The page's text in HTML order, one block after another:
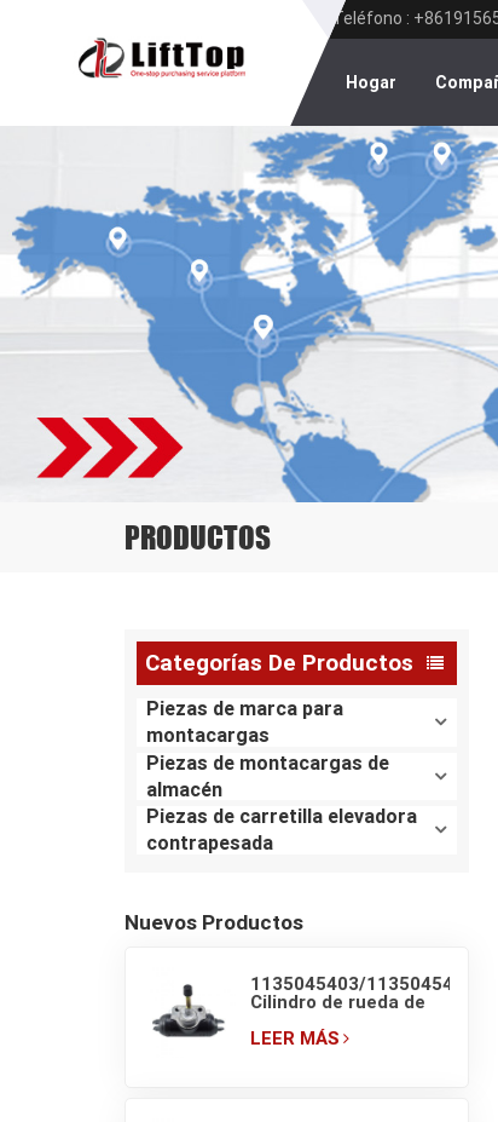
Teléfono :
Hogar
PRODUCTOS
Categorías De Productos
Piezas de marca para
montacargas
Piezas de montacargas de
almacén
Piezas de carretilla elevadora
contrapesada
Nuevos Productos
1135045403/1135045405
Cilindro de rueda de
carretilla retráctil
LEER MÁS